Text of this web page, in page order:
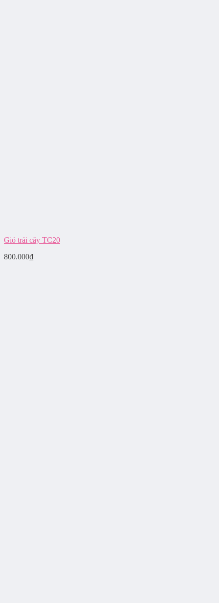
Giỏ trái cây TC20
800.000₫